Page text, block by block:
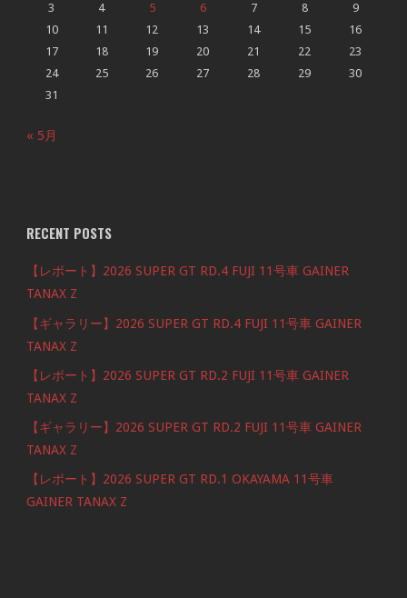
3
4 5 6 7 8
9
10
11 12 13 14 15
16
17
18 19 20 21 22
23
24
25 26 27 28 29
30
31
« 5月
RECENT POSTS
【レポート】2026 SUPER GT RD.4 FUJI 11号車 GAINER
TANAX Z
【ギャラリー】2026 SUPER GT RD.4 FUJI 11号車 GAINER
TANAX Z
【レポート】2026 SUPER GT RD.2 FUJI 11号車 GAINER
TANAX Z
【ギャラリー】2026 SUPER GT RD.2 FUJI 11号車 GAINER
TANAX Z
【レポート】2026 SUPER GT RD.1 OKAYAMA 11号車
GAINER TANAX Z